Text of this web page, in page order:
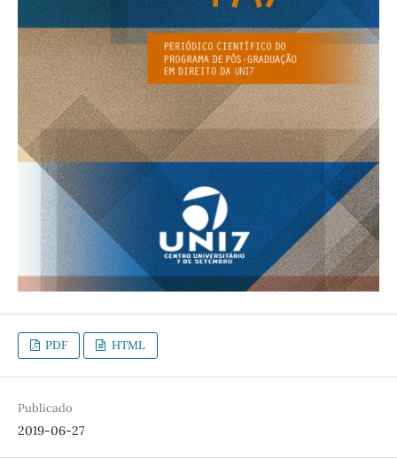
PDF HTML
Publicado
2019-06-27